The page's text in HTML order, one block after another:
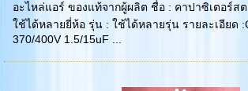
อะไหล่แอร์ ของแท้จากผู้ผลิต ชื่อ : คาปาซิเตอร์ส
ใช้ได้หลายยี่ห้อ รุ่น : ใช้ได้หลายรุ่น รายละเอียด
370/400V 1.5/15uF ...